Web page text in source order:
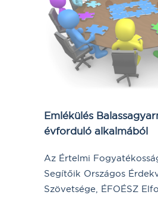
Emlékülés
évforduló alkalmából
Az Értelmi
Segítőik Országos
Szövetsége, ÉFOÉSZ